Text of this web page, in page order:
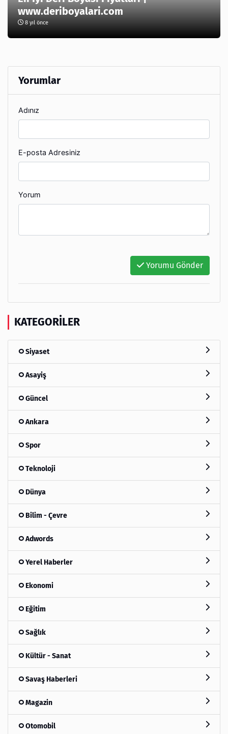
www.deriboyalari.com
8 yıl önce
Yorumlar
Adınız
E-posta Adresiniz
Yorum
Yorumu Gönder
KATEGORILER
Siyaset
Asayiş
Güncel
Ankara
Spor
Teknoloji
Dünya
Bilim - Çevre
Adwords
Yerel Haberler
Ekonomi
Eğitim
Sağlık
Kültür - Sanat
Savaş Haberleri
Magazin
Otomobil